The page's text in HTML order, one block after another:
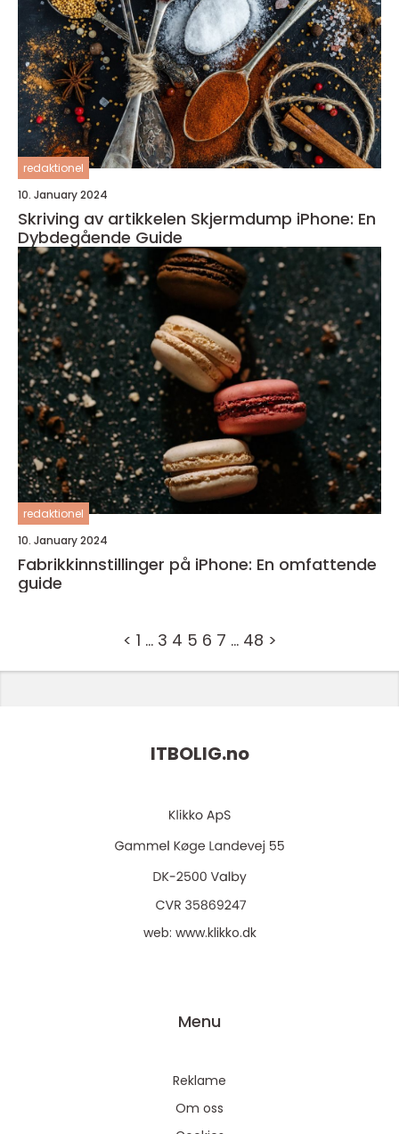
redaktionel
10. January 2024
Skriving av artikkelen Skjermdump iPhone: En
Dybdegående Guide
redaktionel
10. January 2024
Fabrikkinnstillinger på iPhone: En omfattende
guide
< 1 … 3 4 5 6 7 … 48 >
ITBOLIG.no
web: www.klikko.dk
Menu
Reklame
Om oss